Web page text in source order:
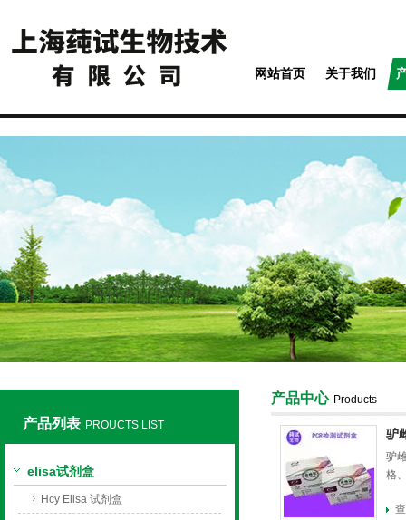
网站首页 关于我们
产品列表 PROUCTS LIST
elisa试剂盒
Hcy Elisa 试剂盒
产品中心 Products
驴
驴
格